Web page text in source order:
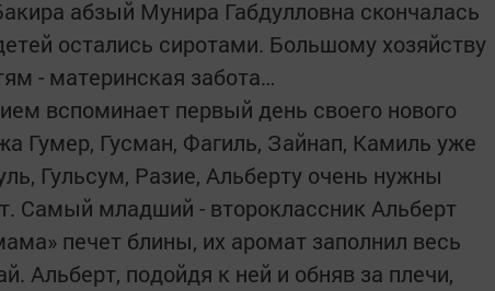
абзый Мунира Габдулловна скончалась
остались сиротами. Большому хозяйству
- материнская забота…
вспоминает первый день своего нового
Гумер, Гусман, Фагиль, Зайнап, Камиль уже
Гульсум, Разие, Альберту очень нужны
Самый младший - второклассник Альберт
печет блины, их аромат заполнил весь
Альберт, подойдя к ней и обняв за плечи,